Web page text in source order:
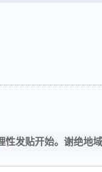
性发贴开始。谢绝地